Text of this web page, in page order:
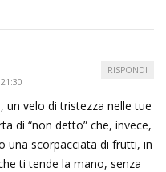
un velo di tristezza nelle tue
di “non detto” che, invece,
una scorpacciata di frutti, in
ti tende la mano, senza
RISPONDI